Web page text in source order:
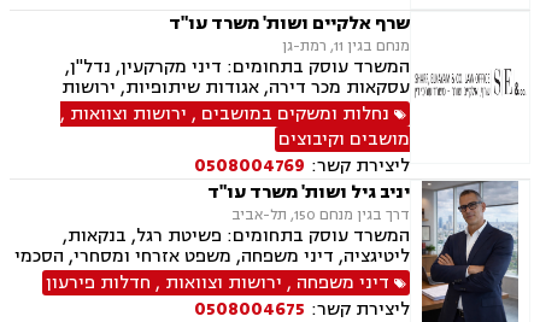
שרף אלקיים ושות' משרד עו"ד
מנחם בגין 11, רמת-גן
המשרד עוסק בתחומים: דיני מקרקעין, נדל"ן,
עסקאות מכר דירה, אגודות שיתופיות, ירושות
וצוואות, דיני תאגידים, דיני משפחה, גירושין, הסכמי
ממון, העברה בין דורית, ידועים בציבור, מזונות,
חדלות פרעון, מושבים וקיבוצים.
נחלות ומשקים במושבים , ירושות וצוואות ,
מושבים וקיבוצים
ליצירת קשר: 0508004769
יניב גיל ושות' משרד עו"ד
דרך בגין מנחם 150, תל-אביב
המשרד עוסק בתחומים: פשיטת רגל, בנקאות,
ליטיגציה, דיני משפחה, משפט אזרחי ומסחרי, הסכמי
ממון, ירושות וצוואות, עסקאות מכר דירה, פינוי
מושכר, דיני חוזים ומסחר, דיני מקרקעין, גירושין,
דיני משפחה , ירושות וצוואות , חדלות פירעון
ליצירת קשר: 0508004675